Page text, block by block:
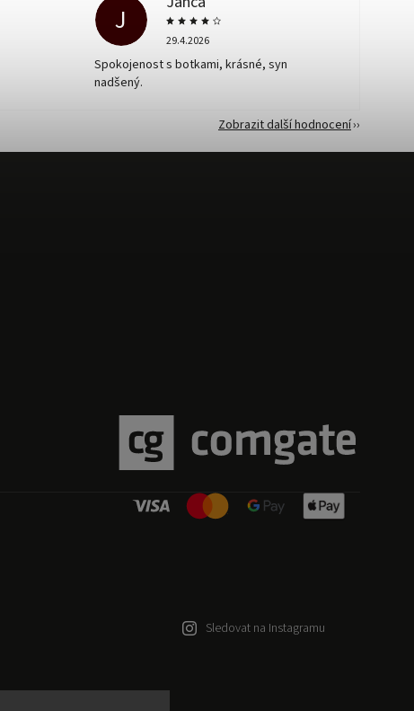
J
29.4.2026
Spokojenost s botkami, krásné, syn
nadšený.
Zobrazit další hodnocení
Sledovat na Instagramu